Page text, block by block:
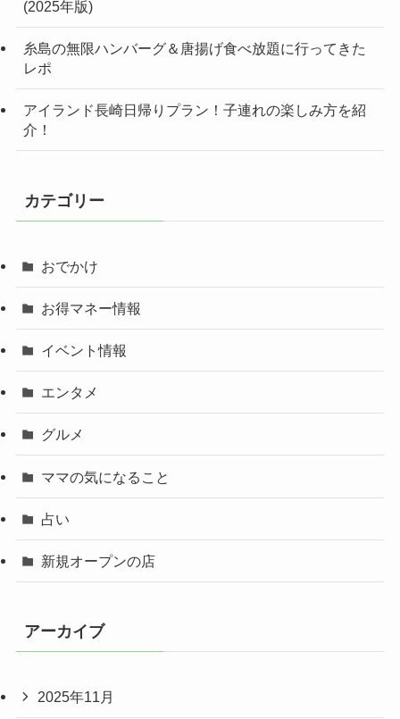
(2025年版)
糸島の無限ハンバーグ＆唐揚げ食べ放題に行ってきた
レポ
アイランド長崎日帰りプラン！子連れの楽しみ方を紹
介！
カテゴリー
おでかけ
お得マネー情報
イベント情報
エンタメ
グルメ
ママの気になること
占い
新規オープンの店
アーカイブ
2025年11月